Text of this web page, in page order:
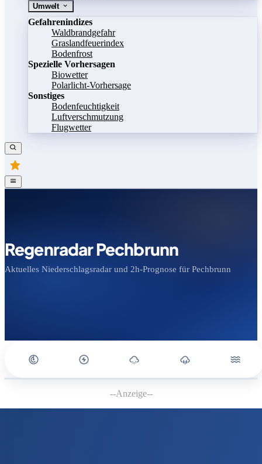
Umwelt
Gefahrenindizes
Waldbrandgefahr
Graslandfeuerindex
Bodenfrost
Spezielle Vorhersagen
Biowetter
Polarlicht-Vorhersage
Sonstiges
Bodenfeuchtigkeit
Luftverschmutzung
Flugwetter
Regenradar Pechbrunn
Aktuelles Niederschlagsradar und 2h-Prognose für Pechbrunn
--Anzeige--